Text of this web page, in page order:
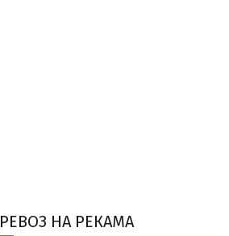
НА РЕКАМА